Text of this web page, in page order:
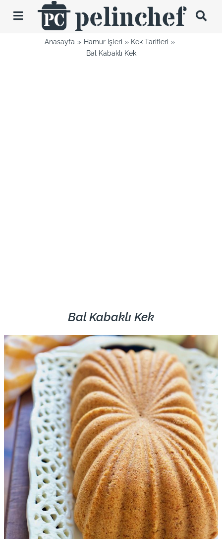
Toggle
Navigation
TariflerAnasayfa Hamur İşleri
Kek Tarifleri
Bal Kabaklı Kek
Bal Kabaklı Kek